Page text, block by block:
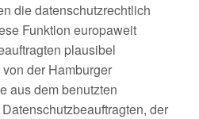
die datenschutzrechtlich
Funktion europaweit
plausibel
der Hamburger
aus dem benutzten
der